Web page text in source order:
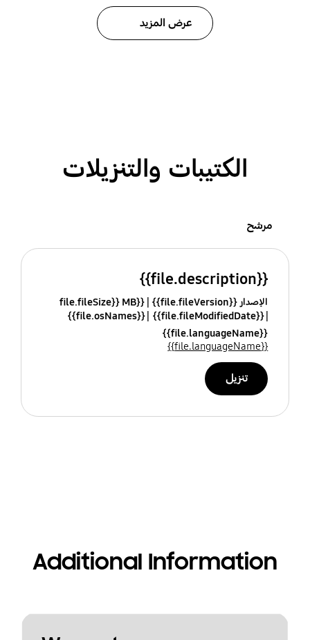
عرض المزيد
الكتيبات والتنزيلات
مرشح
{{file.description}}
الإصدار {{file.fileVersion}}
{{file.fileSize}} MB
{{file.fileModifiedDate}}
{{file.osNames}}
{{file.languageName}}
{{file.languageName}}
تنزيل
Additional Information